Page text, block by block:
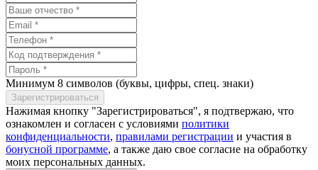
Минимум 8 символов (буквы, цифры, спец. знаки)
Нажимая кнопку "Зарегистрироваться", я подтвержаю, что
ознакомлен и согласен с условиями политики
конфиденциальности, правилами регистрации и участия в
бонусной программе, а также даю свое согласие на обработку
моих персональных данных.